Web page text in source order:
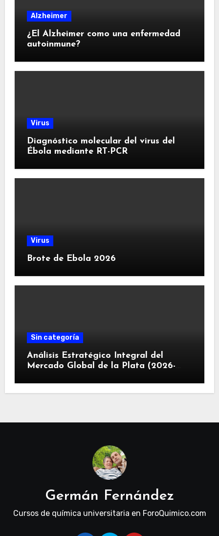
Alzheimer
¿El Alzheimer como una enfermedad
autoinmune?
Virus
Diagnóstico molecular del virus del
Ébola mediante RT-PCR
Virus
Brote de Ebola 2026
Sin categoría
Análisis Estratégico Integral del
Mercado Global de la Plata (2026-
Germán Fernández
Cursos de química universitaria en ForoQuimico.com